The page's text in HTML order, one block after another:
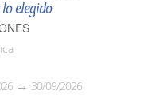
elegido
30/09/2026